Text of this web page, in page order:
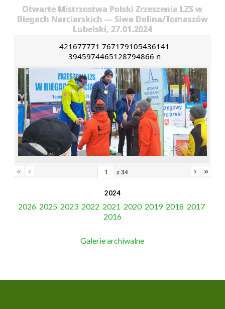
Otwarte Mistrzostwa Polski Zrzeszenia LZS w
Biegach Narciarskich — Siwa Dolina/Tomaszów
Lubelski, 27.01.2024
421677771 767179105436141
3945974465128794866 n
« ‹ z34 › »
2024
2026 2025 2023 2022 2021 2020 2019 2018 2017
2016
Galerie archiwalne